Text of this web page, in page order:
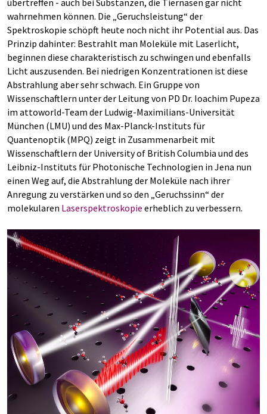
übertreffen - auch bei Substanzen, die Tiernasen gar nicht
wahrnehmen können. Die „Geruchsleistung“ der
Spektroskopie schöpft heute noch nicht ihr Potential aus. Das
Prinzip dahinter: Bestrahlt man Moleküle mit Laserlicht,
beginnen diese charakteristisch zu schwingen und ebenfalls
Licht auszusenden. Bei niedrigen Konzentrationen ist diese
Abstrahlung aber sehr schwach. Ein Gruppe von
Wissenschaftlern unter der Leitung von PD Dr. Ioachim Pupeza
im attoworld-Team der Ludwig-Maximilians-Universität
München (LMU) und des Max-Planck-Instituts für
Quantenoptik (MPQ) zeigt in Zusammenarbeit mit
Wissenschaftlern der University of British Columbia und des
Leibniz-Instituts für Photonische Technologien in Jena nun
einen Weg auf, die Abstrahlung der Moleküle nach ihrer
Anregung zu verstärken und so den „Geruchssinn“ der
molekularen Laserspektroskopie erheblich zu verbessern.